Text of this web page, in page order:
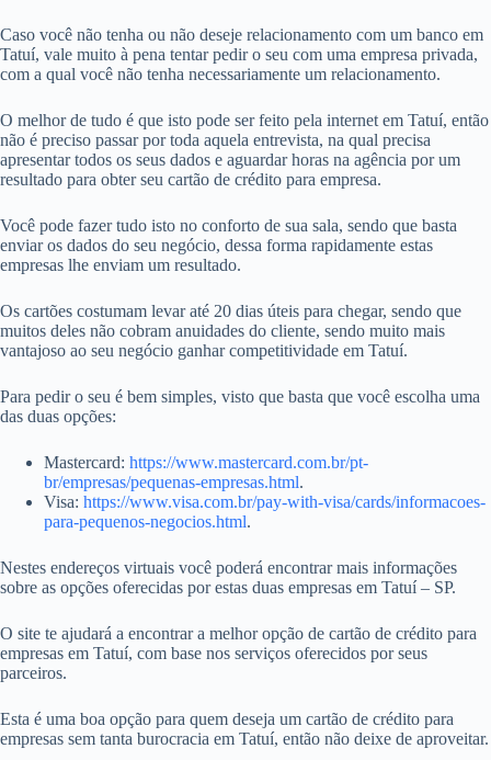
Caso você não tenha ou não deseje relacionamento com um banco em
Tatuí, vale muito à pena tentar pedir o seu com uma empresa privada,
com a qual você não tenha necessariamente um relacionamento.
O melhor de tudo é que isto pode ser feito pela internet em Tatuí, então
não é preciso passar por toda aquela entrevista, na qual precisa
apresentar todos os seus dados e aguardar horas na agência por um
resultado para obter seu cartão de crédito para empresa.
Você pode fazer tudo isto no conforto de sua sala, sendo que basta
enviar os dados do seu negócio, dessa forma rapidamente estas
empresas lhe enviam um resultado.
Os cartões costumam levar até 20 dias úteis para chegar, sendo que
muitos deles não cobram anuidades do cliente, sendo muito mais
vantajoso ao seu negócio ganhar competitividade em Tatuí.
Para pedir o seu é bem simples, visto que basta que você escolha uma
das duas opções:
Mastercard: https://www.mastercard.com.br/pt-
br/empresas/pequenas-empresas.html.
Visa: https://www.visa.com.br/pay-with-visa/cards/informacoes-
para-pequenos-negocios.html.
Nestes endereços virtuais você poderá encontrar mais informações
sobre as opções oferecidas por estas duas empresas em Tatuí – SP.
O site te ajudará a encontrar a melhor opção de cartão de crédito para
empresas em Tatuí, com base nos serviços oferecidos por seus
parceiros.
Esta é uma boa opção para quem deseja um cartão de crédito para
empresas sem tanta burocracia em Tatuí, então não deixe de aproveitar.